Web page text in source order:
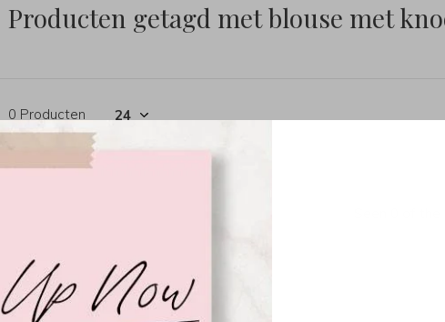
Producten getagd met blouse met
0 Producten